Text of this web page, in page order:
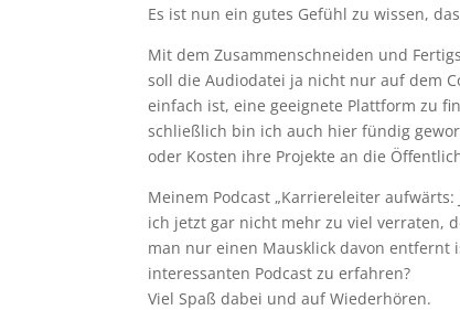
Es ist nun ein gutes Gefühl zu wissen,
Mit dem Zusammenschneiden und
soll die Audiodatei ja nicht nur auf dem
einfach ist, eine geeignete Plattform zu
schließlich bin ich auch hier fündig
oder Kosten ihre Projekte an die
Meinem Podcast „Karriereleiter
ich jetzt gar nicht mehr zu viel verraten,
man nur einen Mausklick davon
interessanten Podcast zu erfahren?
Viel Spaß dabei und auf Wiederhören.